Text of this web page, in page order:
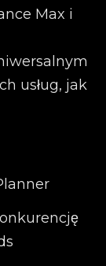
Max i
usług, jak